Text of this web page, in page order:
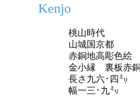
Kenjo
桃山時代
山城国京都
赤銅地高彫色絵
金小縁 裏板赤
長さ九六･四㍉
幅一三･九㍉